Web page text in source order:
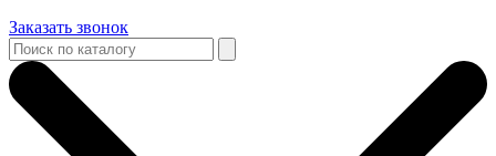
Заказать звонок